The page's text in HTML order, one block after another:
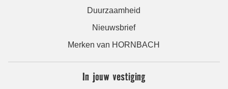
Duurzaamheid
Nieuwsbrief
Merken van HORNBACH
In jouw vestiging